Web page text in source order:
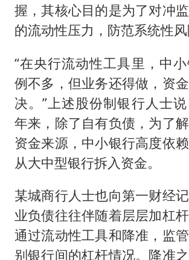
握，其核心目的是为了对冲
的流动性压力，防范系统性风
“在央行流动性工具里，中
例不多，但业务还得做，资
决。”上述股份制银行人士
年来，除了自有负债，为了
资金来源，中小银行高度依
从大中型银行拆入资金。
某城商行人士也向第一财经
业负债往往伴随着层层加杠
通过流动性工具和降准，监
别银行间的杠杆情况。降准